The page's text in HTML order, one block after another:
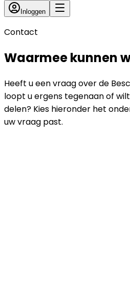
Inloggen
Contact
Waarmee kunnen
Heeft u een vraag over de
loopt u ergens tegenaan of
delen? Kies hieronder het
uw vraag past.